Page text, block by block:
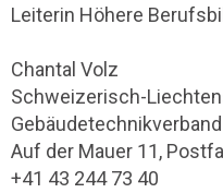
Leiterin Höhere
Chantal Volz
Schweizerisch-
Auf der Mauer 11,
+41 43 244 73 40